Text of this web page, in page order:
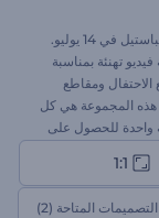
وقت الاحتفال بأهم وأبرز التواريخ في تاريخ فرنسا، اقتحام الباستيل في 14 يوليو.
تهنئة بمناسبة
الاحتفال ومقاطع
هذه المجموعة هي كل
واحدة للحصول على
جرب الآن!
1:1
التصميمات المتاحة (2)